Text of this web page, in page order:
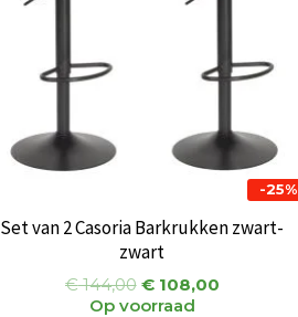
-25%
Set van 2 Casoria Barkrukken zwart-
zwart
€144,00 €108,00
Op voorraad